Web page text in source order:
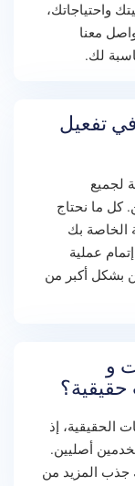
واحتياجاتك،
معنا
لك.
تفعيل
لجميع
كل ما نحتاج
الخاصة بك
عملية
بشكل أكبر من
و
الحقيقية، إذ
أصليين.
جذب المزيد من